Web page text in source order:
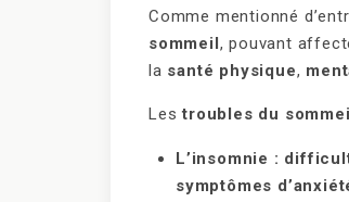
Comme mentionné
sommeil, pouvant
la santé physique,
Lestroubles du
L’insomnie :
symptômes